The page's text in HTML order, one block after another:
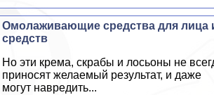
Омолаживающие средства для лица
средств
Но эти крема, скpaбы и лосьоны не
приносят желаемый результат, и даже
могут навредить...